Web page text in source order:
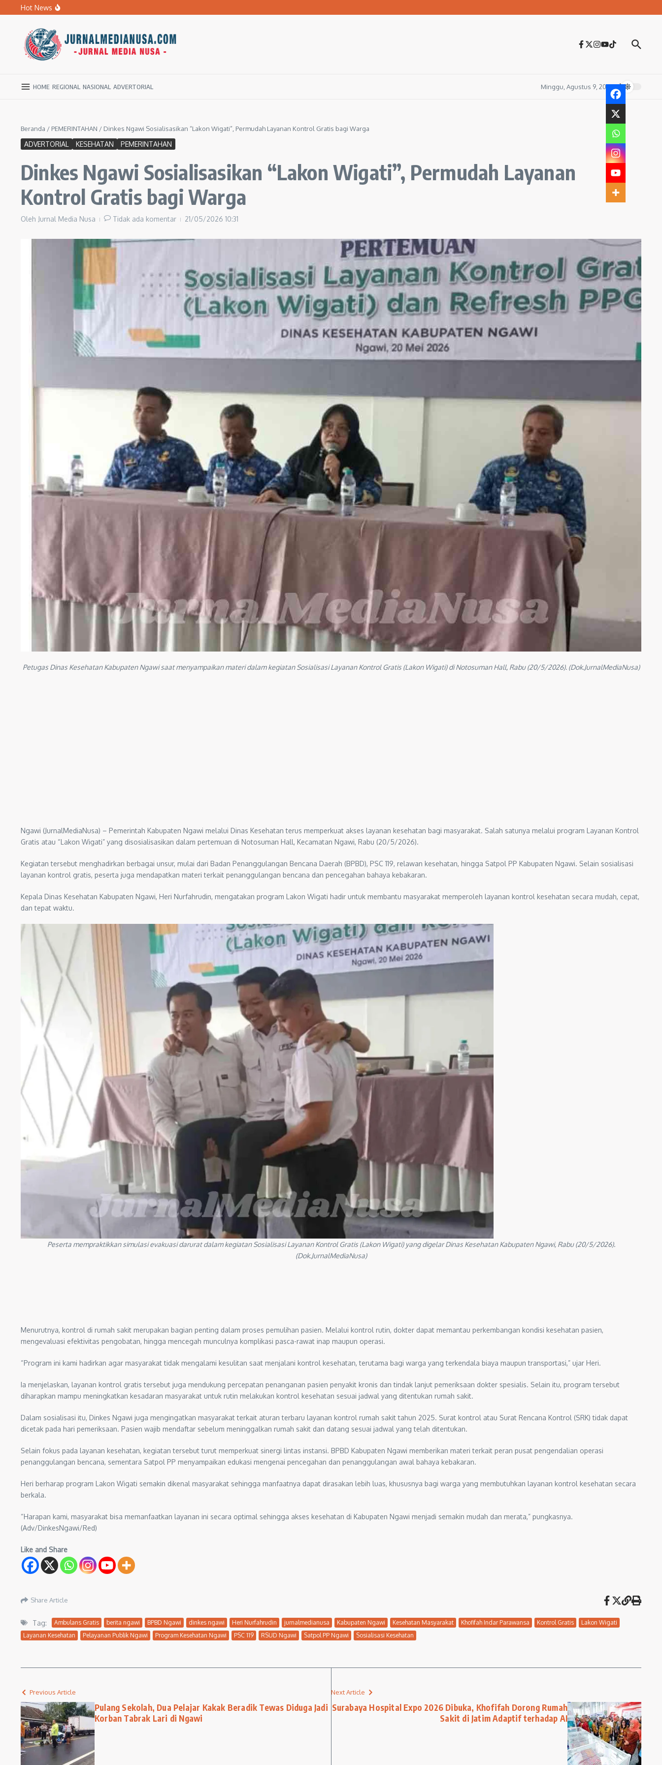
Lewati ke konten
Hot News
BPBD Ngawi Mulai Distribusikan Air Bersih untuk Ratusan Warga Terdampak Kekeringan
HOME REGIONAL NASIONAL ADVERTORIAL Minggu, Agustus 9, 2026
Beranda / PEMERINTAHAN / Dinkes Ngawi Sosialisasikan “Lakon Wigati”, Permudah Layanan Kontrol Gratis bagi Warga
ADVERTORIAL KESEHATAN PEMERINTAHAN
Dinkes Ngawi Sosialisasikan “Lakon Wigati”, Permudah Layanan
Kontrol Gratis bagi Warga
Oleh Jurnal Media Nusa Tidak ada komentar 21/05/2026 10:31
Petugas Dinas Kesehatan Kabupaten Ngawi saat menyampaikan materi dalam kegiatan Sosialisasi Layanan Kontrol Gratis (Lakon Wigati) di Notosuman Hall, Rabu (20/5/2026). (Dok.JurnalMediaNusa)
Ngawi (JurnalMediaNusa) – Pemerintah Kabupaten Ngawi melalui Dinas Kesehatan terus memperkuat akses layanan kesehatan bagi masyarakat. Salah satunya melalui program Layanan Kontrol
Gratis atau “Lakon Wigati” yang disosialisasikan dalam pertemuan di Notosuman Hall, Kecamatan Ngawi, Rabu (20/5/2026).
Kegiatan tersebut menghadirkan berbagai unsur, mulai dari Badan Penanggulangan Bencana Daerah (BPBD), PSC 119, relawan kesehatan, hingga Satpol PP Kabupaten Ngawi. Selain sosialisasi
layanan kontrol gratis, peserta juga mendapatkan materi terkait penanggulangan bencana dan pencegahan bahaya kebakaran.
Kepala Dinas Kesehatan Kabupaten Ngawi, Heri Nurfahrudin, mengatakan program Lakon Wigati hadir untuk membantu masyarakat memperoleh layanan kontrol kesehatan secara mudah, cepat,
dan tepat waktu.
Peserta mempraktikkan simulasi evakuasi darurat dalam kegiatan Sosialisasi Layanan Kontrol Gratis (Lakon Wigati) yang digelar Dinas Kesehatan Kabupaten Ngawi, Rabu (20/5/2026).
(Dok.JurnalMediaNusa)
Menurutnya, kontrol di rumah sakit merupakan bagian penting dalam proses pemulihan pasien. Melalui kontrol rutin, dokter dapat memantau perkembangan kondisi kesehatan pasien,
mengevaluasi efektivitas pengobatan, hingga mencegah munculnya komplikasi pasca-rawat inap maupun operasi.
“Program ini kami hadirkan agar masyarakat tidak mengalami kesulitan saat menjalani kontrol kesehatan, terutama bagi warga yang terkendala biaya maupun transportasi,” ujar Heri.
Ia menjelaskan, layanan kontrol gratis tersebut juga mendukung percepatan penanganan pasien penyakit kronis dan tindak lanjut pemeriksaan dokter spesialis. Selain itu, program tersebut
diharapkan mampu meningkatkan kesadaran masyarakat untuk rutin melakukan kontrol kesehatan sesuai jadwal yang ditentukan rumah sakit.
Dalam sosialisasi itu, Dinkes Ngawi juga mengingatkan masyarakat terkait aturan terbaru layanan kontrol rumah sakit tahun 2025. Surat kontrol atau Surat Rencana Kontrol (SRK) tidak dapat
dicetak pada hari pemeriksaan. Pasien wajib mendaftar sebelum meninggalkan rumah sakit dan datang sesuai jadwal yang telah ditentukan.
Selain fokus pada layanan kesehatan, kegiatan tersebut turut memperkuat sinergi lintas instansi. BPBD Kabupaten Ngawi memberikan materi terkait peran pusat pengendalian operasi
penanggulangan bencana, sementara Satpol PP menyampaikan edukasi mengenai pencegahan dan penanggulangan awal bahaya kebakaran.
Heri berharap program Lakon Wigati semakin dikenal masyarakat sehingga manfaatnya dapat dirasakan lebih luas, khususnya bagi warga yang membutuhkan layanan kontrol kesehatan secara
berkala.
“Harapan kami, masyarakat bisa memanfaatkan layanan ini secara optimal sehingga akses kesehatan di Kabupaten Ngawi menjadi semakin mudah dan merata,” pungkasnya.
(Adv/DinkesNgawi/Red)
Like and Share
Share Article
Tag: Ambulans Gratis berita ngawi BPBD Ngawi dinkes ngawi Heri Nurfahrudin jurnalmedianusa Kabupaten Ngawi Kesehatan Masyarakat Khofifah Indar Parawansa Kontrol Gratis
Lakon Wigati
Layanan Kesehatan
Pelayanan Publik Ngawi Program Kesehatan Ngawi PSC 119 RSUD Ngawi Satpol PP Ngawi Sosialisasi Kesehatan
Previous Article
Pulang Sekolah, Dua Pelajar Kakak Beradik Tewas Diduga Jadi
Korban Tabrak Lari di Ngawi
Next Article
Surabaya Hospital Expo 2026 Dibuka, Khofifah Dorong Rumah
Sakit di Jatim Adaptif terhadap AI